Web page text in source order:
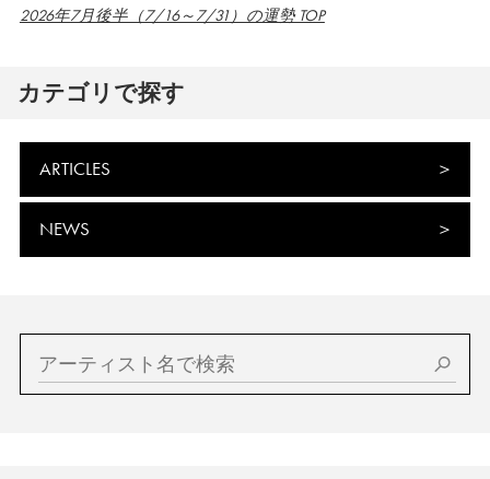
2026年7月後半（7/16～7/31）の運勢 TOP
カテゴリで探す
ARTICLES
NEWS